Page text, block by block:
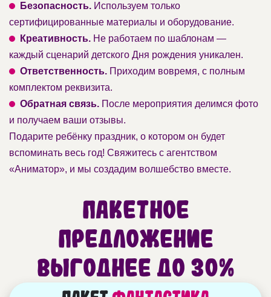
Безопасность. Используем только
сертифицированные материалы и оборудование.
Креативность. Не работаем по шаблонам —
каждый сценарий детского Дня рождения уникален.
Ответственность. Приходим вовремя, с полным
комплектом реквизита.
Обратная связь. После мероприятия делимся фото
и получаем ваши отзывы.
Подарите ребёнку праздник, о котором он будет
вспоминать весь год! Свяжитесь с агентством
«Аниматор», и мы создадим волшебство вместе.
Пакетное
предложение
Выгоднее до 30%